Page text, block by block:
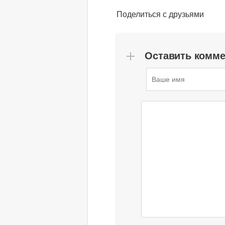
Поделиться с друзьями
Оставить